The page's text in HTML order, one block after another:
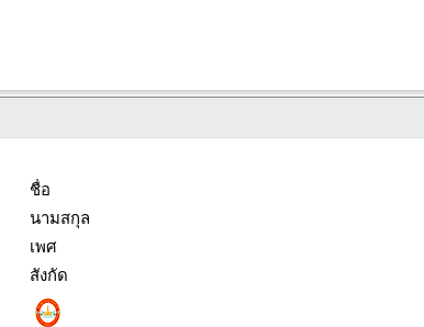
ชื่อ
นามสกุล
เพศ
สังกัด